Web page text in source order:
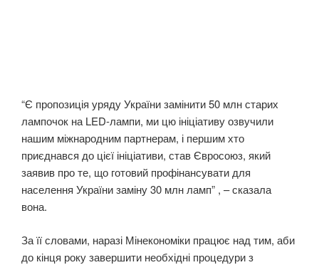
“Є пропозиція уряду України замінити 50 млн старих
лампочок на LED-лампи, ми цю ініціативу озвучили
нашим міжнародним партнерам, і першим хто
приєднався до цієї ініціативи, став Євросоюз, який
заявив про те, що готовий профінансувати для
населення України заміну 30 млн ламп” , – сказала
вона.
За її словами, наразі Мінекономіки працює над тим, аби
до кінця року завершити необхідні процедури з